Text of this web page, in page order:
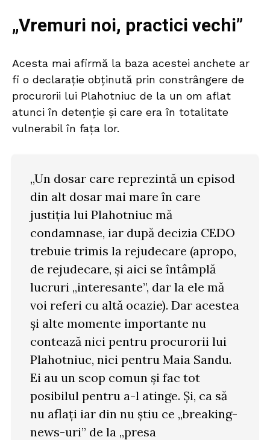
„Vremuri noi, practici vechi”
Acesta mai afirmă la baza acestei anchete ar
fi o declaraţie obţinută prin constrângere de
procurorii lui Plahotniuc de la un om aflat
atunci în detenţie şi care era în totalitate
vulnerabil în fața lor.
„Un dosar care reprezintă un episod
din alt dosar mai mare în care
justiţia lui Plahotniuc mă
condamnase, iar după decizia CEDO
trebuie trimis la rejudecare (apropo,
de rejudecare, şi aici se întâmplă
lucruri „interesante”, dar la ele mă
voi referi cu altă ocazie). Dar acestea
şi alte momente importante nu
contează nici pentru procurorii lui
Plahotniuc, nici pentru Maia Sandu.
Ei au un scop comun şi fac tot
posibilul pentru a-l atinge. Şi, ca să
nu aflaţi iar din nu ştiu ce „breaking-
news-uri” de la „presa